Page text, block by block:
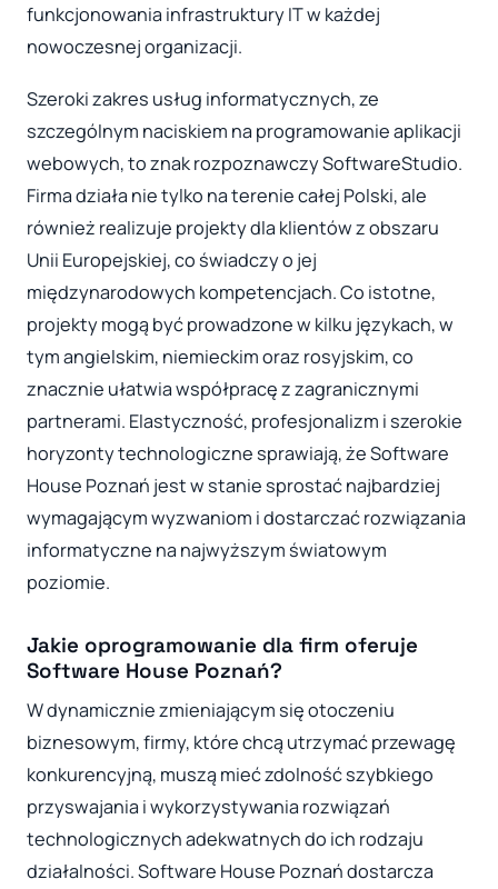
funkcjonowania infrastruktury IT w każdej
nowoczesnej organizacji.
Szeroki zakres usług informatycznych, ze
szczególnym naciskiem na programowanie aplikacji
webowych, to znak rozpoznawczy SoftwareStudio.
Firma działa nie tylko na terenie całej Polski, ale
również realizuje projekty dla klientów z obszaru
Unii Europejskiej, co świadczy o jej
międzynarodowych kompetencjach. Co istotne,
projekty mogą być prowadzone w kilku językach, w
tym angielskim, niemieckim oraz rosyjskim, co
znacznie ułatwia współpracę z zagranicznymi
partnerami. Elastyczność, profesjonalizm i szerokie
horyzonty technologiczne sprawiają, że Software
House Poznań jest w stanie sprostać najbardziej
wymagającym wyzwaniom i dostarczać rozwiązania
informatyczne na najwyższym światowym
poziomie.
Jakie oprogramowanie dla firm oferuje
Software House Poznań?
W dynamicznie zmieniającym się otoczeniu
biznesowym, firmy, które chcą utrzymać przewagę
konkurencyjną, muszą mieć zdolność szybkiego
przyswajania i wykorzystywania rozwiązań
technologicznych adekwatnych do ich rodzaju
działalności. Software House Poznań dostarcza